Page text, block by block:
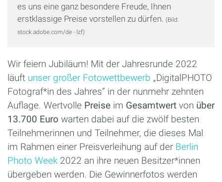
es uns eine ganz besondere Freude, Ihnen
erstklassige Preise vorstellen zu dürfen. (Bild:
stock.adobe.com/de - lzf)
Wir feiern Jubiläum! Mit der Jahresrunde 2022
läuft unser großer Fotowettbewerb „DigitalPHOTO
Fotograf*in des Jahres“ in der nunmehr zehnten
Auflage. Wertvolle Preise im Gesamtwert von über
13.700 Euro warten dabei auf die zwölf besten
Teilnehmerinnen und Teilnehmer, die dieses Mal
im Rahmen einer Preisverleihung auf der Berlin
Photo Week 2022 an ihre neuen Besitzer*innen
übergeben werden. Die Gewinnerfotos werden